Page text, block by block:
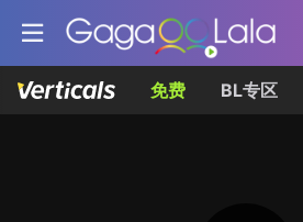
免费 BL专区